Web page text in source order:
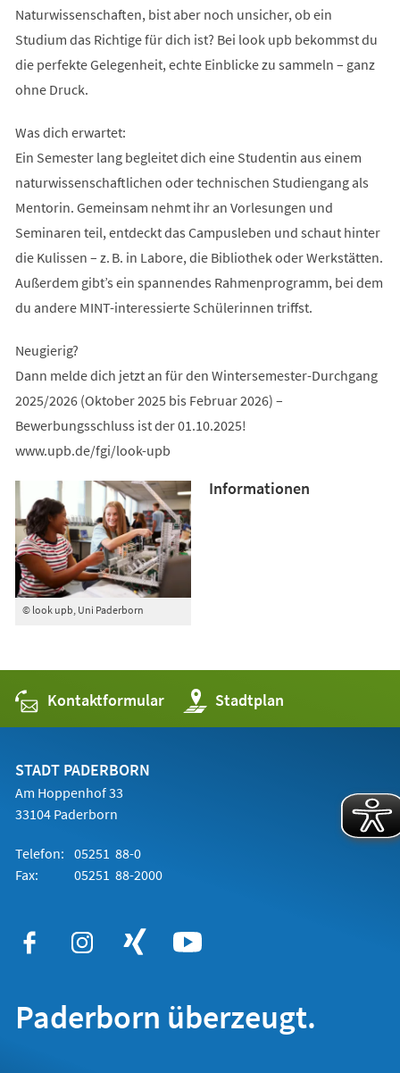
Naturwissenschaften, bist aber noch unsicher, ob ein
Studium das Richtige für dich ist? Bei look upb bekommst du
die perfekte Gelegenheit, echte Einblicke zu sammeln – ganz
ohne Druck.
Was dich erwartet:
Ein Semester lang begleitet dich eine Studentin aus einem
naturwissenschaftlichen oder technischen Studiengang als
Mentorin. Gemeinsam nehmt ihr an Vorlesungen und
Seminaren teil, entdeckt das Campusleben und schaut hinter
die Kulissen – z. B. in Labore, die Bibliothek oder Werkstätten.
Außerdem gibt’s ein spannendes Rahmenprogramm, bei dem
du andere MINT-interessierte Schülerinnen triffst.
Neugierig?
Dann melde dich jetzt an für den Wintersemester-Durchgang
2025/2026 (Oktober 2025 bis Februar 2026) –
Bewerbungsschluss ist der 01.10.2025!
www.upb.de/fgi/look-upb
© look upb, Uni Paderborn
Informationen
Kontaktformular Stadtplan
(Öffnet
in
einem
STADT PADERBORN
Am Hoppenhof 33
33104 Paderborn
Telefon: 05251 88-0
Fax:
05251 88-2000
Paderborn überzeugt.